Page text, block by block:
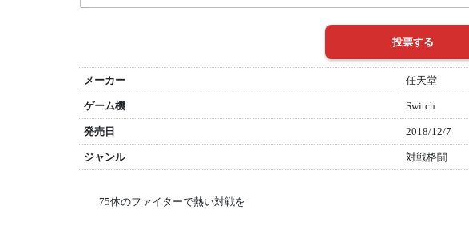
メーカー 任天堂
ゲーム機 Switch
発売日 2018/12/7
ジャンル 対戦格闘
75体のファイターで熱い対戦を